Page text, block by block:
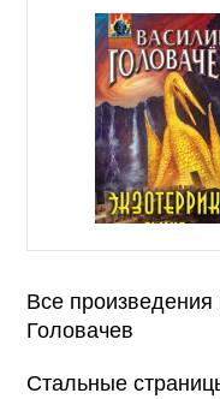
Все произведения
Головачев
Стальные